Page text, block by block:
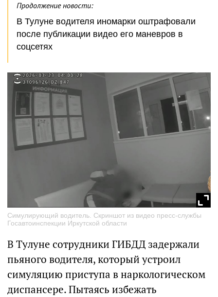
Продолжение новости:
В Тулуне водителя иномарки оштрафовали
после публикации видео его маневров в
соцсетях
Симулирующий водитель. Скриншот из видео пресс-службы
Госавтоинспекции Иркутской области
В Тулуне сотрудники ГИБДД задержали
пьяного водителя, который устроил
симуляцию приступа в наркологическом
диспансере. Пытаясь избежать